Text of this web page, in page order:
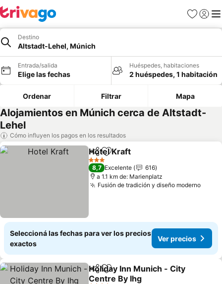
Favoritos
Iniciar
Destino
Altstadt-Lehel, Múnich
Entrada/salida
Elige las fechas
Huéspedes, habitaciones
2 huéspedes, 1 habitación
Ordenar Filtrar Mapa
Alojamientos en Múnich cerca de Altstadt-
Lehel
Cómo influyen los pagos en los resultados
CompartirAñadir a favoritos
Hotel Kraft
3 Estrellas
8,7 Excelente
616
a 1.1 km de: Marienplatz
Fusión de tradición y diseño moderno
Seleccioná las fechas para ver los precios
exactos
Ver precios
CompartirAñadir a favoritos
Holiday Inn Munich - City
Centre By Ihg